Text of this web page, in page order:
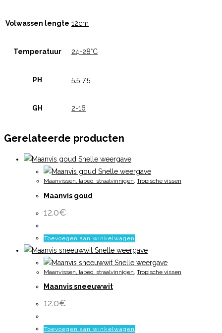
Volwassen lengte 12cm
Temperatuur 24-28°C
PH 5,5-7,5
GH 2-16
Gerelateerde producten
Snelle weergave
Snelle weergave
Maanvissen, labeo, straalvinnigen, Tropische vissen
Maanvis goud
12.0€
Toevoegen aan winkelwagen
Snelle weergave
Snelle weergave
Maanvissen, labeo, straalvinnigen Tropische vissen
Maanvis sneeuwwit
12.0€
Toevoegen aan winkelwagen